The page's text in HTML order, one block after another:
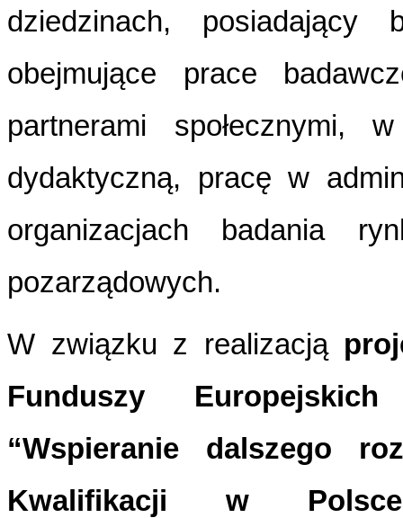
dziedzinach, posiadający
obejmujące prace
partnerami
dydaktyczną, pracę w
organizacjach badania
pozarządowych.
W związku z realizacją
Funduszy
“Wspieranie dalszego
Kwalifikacji w Polsce